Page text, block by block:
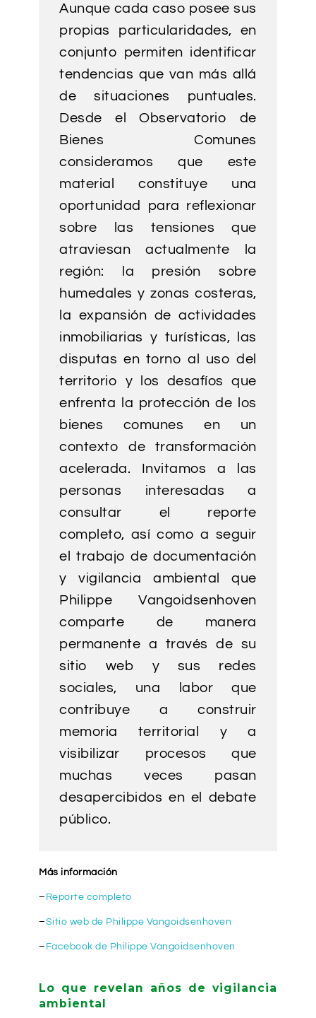
Aunque cada caso posee sus
propias particularidades, en
conjunto permiten identificar
tendencias que van más allá
de situaciones puntuales.
Desde el Observatorio de
Bienes Comunes
consideramos que este
material constituye una
oportunidad para reflexionar
sobre las tensiones que
atraviesan actualmente la
región: la presión sobre
humedales y zonas costeras,
la expansión de actividades
inmobiliarias y turísticas, las
disputas en torno al uso del
territorio y los desafíos que
enfrenta la protección de los
bienes comunes en un
contexto de transformación
acelerada. Invitamos a las
personas interesadas a
consultar el reporte
completo, así como a seguir
el trabajo de documentación
y vigilancia ambiental que
Philippe Vangoidsenhoven
comparte de manera
permanente a través de su
sitio web y sus redes
sociales, una labor que
contribuye a construir
memoria territorial y a
visibilizar procesos que
muchas veces pasan
desapercibidos en el debate
público.
Más información
– Reporte completo
–Sitio web de Philippe Vangoidsenhoven
– Facebook de Philippe Vangoidsenhoven
Lo que revelan años de vigilancia
ambiental